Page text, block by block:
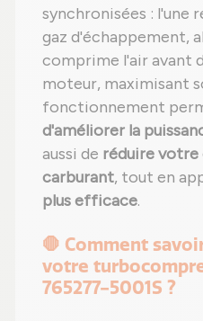
synchronisées : l'une
gaz d'échappement,
comprime l'air avant
moteur, maximisant
fonctionnement
d'améliorer la
aussi de réduire
carburant, tout en
plus efficace.
🛑 Comment
votre
765277-5001S ?